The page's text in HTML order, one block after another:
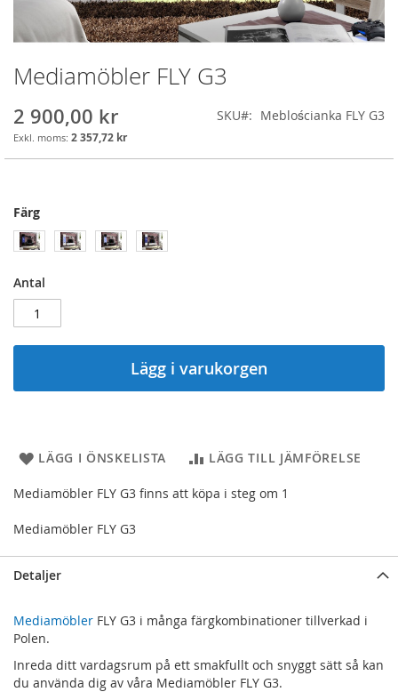
Skip
to
the
beginning
of
the
Mediamöbler FLY G3
2 900,00 kr
2 357,72 kr
SKU Meblościanka FLY G3
Färg
Antal
Lägg i varukorgen
LÄGG I ÖNSKELISTA LÄGG TILL JÄMFÖRELSE
Mediamöbler FLY G3 finns att köpa i steg om 1
Mediamöbler FLY G3
Detaljer
Mediamöbler FLY G3 i många färgkombinationer tillverkad i
Polen.
Inreda ditt vardagsrum på ett smakfullt och snyggt sätt så kan
du använda dig av våra Mediamöbler FLY G3.